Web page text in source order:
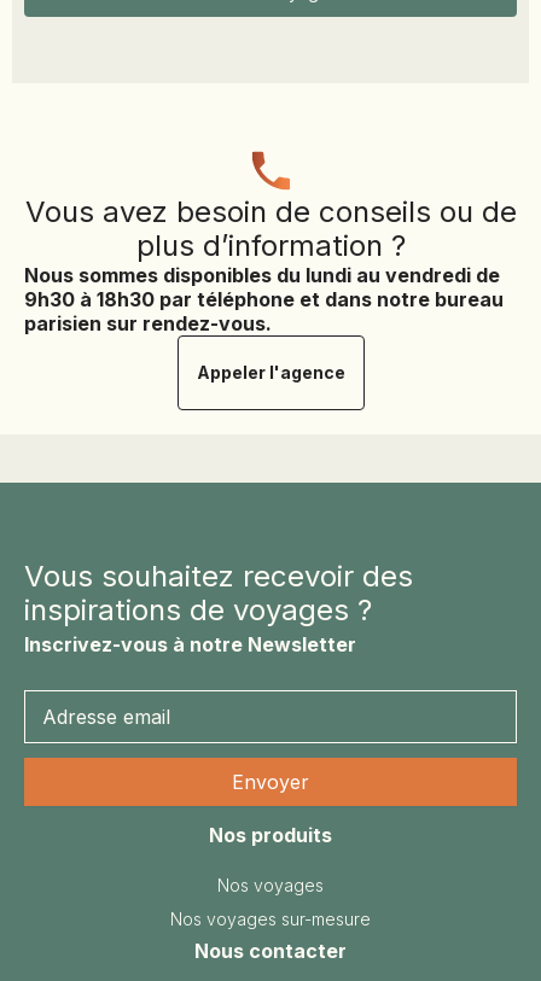
Vous avez besoin de conseils ou de
plus d’information ?
Nous sommes disponibles du lundi au vendredi de
9h30 à 18h30 par téléphone et dans notre bureau
parisien sur rendez-vous.
Appeler l'agence
Vous souhaitez recevoir des
inspirations de voyages ?
Inscrivez-vous à notre Newsletter
Nos produits
Nos voyages
Nos voyages sur-mesure
Nous contacter